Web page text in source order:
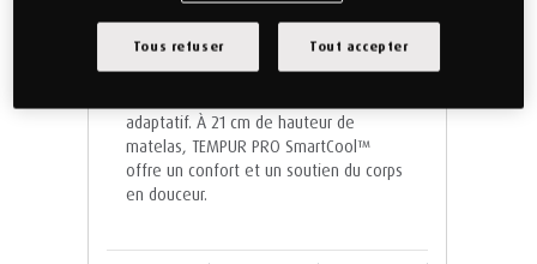
hauteur 21 cm – Mi-Ferme
adaptatif. À 21 cm de hauteur de
matelas, TEMPUR PRO SmartCool™️
offre un confort et un soutien du corps
en douceur.
Tous refuser Tout accepter